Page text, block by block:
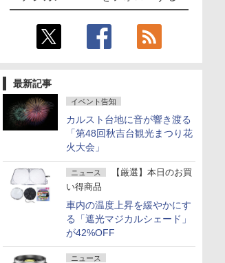
最新記事
イベント告知
カルスト台地に音が響き渡る
「第48回秋吉台観光まつり花
火大会」
ニュース
【厳選】本日のお買
い得商品
車内の温度上昇を緩やかにす
る「遮光マジカルシェード」
が42%OFF
ニュース